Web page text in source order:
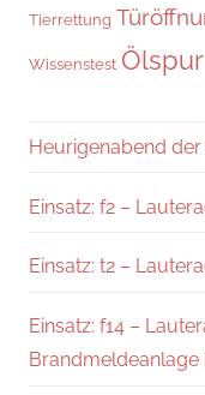
Tierrettung
Wissenstest Ölspur
Heurigenabend
Einsatz: f2 –
Einsatz: t2 –
Einsatz: f14 –